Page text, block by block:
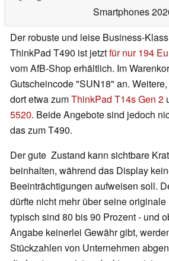
Smartphones
Der robuste und leise Business-
ThinkPad T490 ist jetztfür nur 194
vom AfB-Shop erhältlich. Im
Gutscheincode "SUN18" an.
dort etwa zumThinkPad T14s Gen 2
5520. Beide Angebote sind jedoch
das zum T490.
Der gute Zustand kann sichtbare
beinhalten, während das Display
Beeinträchtigungen aufweisen soll.
dürfte nicht mehr über seine
typisch sind 80 bis 90 Prozent - und
Angabe keinerlei Gewähr gibt,
Stückzahlen von Unternehmen